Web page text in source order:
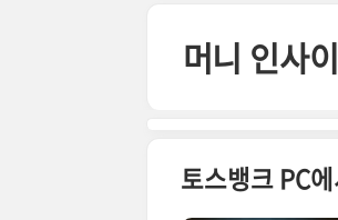
머니 인사
토스뱅크 PC